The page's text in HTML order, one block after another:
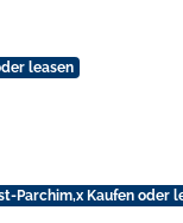
leasen
Parchim,x Kaufen oder